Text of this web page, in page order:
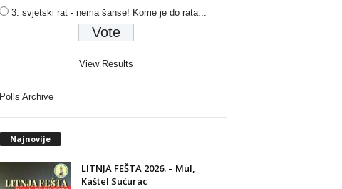
3. svjetski rat - nema šanse! Kome je do rata...
View Results
Polls Archive
Najnovije
LITNJA FEŠTA 2026. – Mul,
Kaštel Sućurac